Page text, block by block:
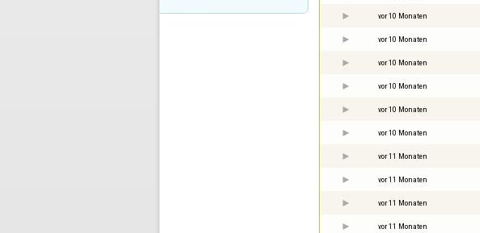
vor 10 Monaten
vor 10 Monaten
vor 10 Monaten
vor 10 Monaten
vor 10 Monaten
vor 10 Monaten
vor 11 Monaten
vor 11 Monaten
vor 11 Monaten
vor 11 Monaten